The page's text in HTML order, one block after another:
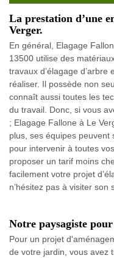
La prestation d’une
Verger.
En général, Elagage
13500 utilise des
travaux d’élagage d’arbre
réaliser. Il possède non
connaît aussi toutes les
du travail. Donc, si vous
; Elagage Fallone à Le
plus, ses équipes peuvent
pour intervenir à toutes
proposer un tarif moins
facilement votre projet
n’hésitez pas à visiter son
Notre paysagiste
Pour un projet
de votre jardin, vous avez